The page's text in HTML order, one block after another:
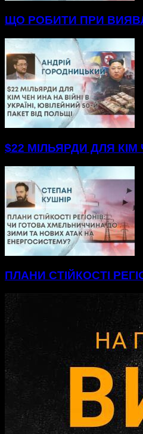
ЩО РОБИТИ ПРИ
$22 МІЛЬЯРДИ ДЛЯ
ПЛАНИ СТІЙКОСТІ